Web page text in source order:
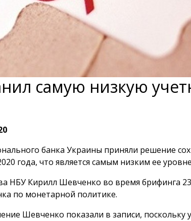
самую низкую
банка Украины приняли решение
года, что является самым низким ее
НБУ Кирилл Шевченко во время брифинга
по монетарной политике.
Шевченко показали в записи, поскольку